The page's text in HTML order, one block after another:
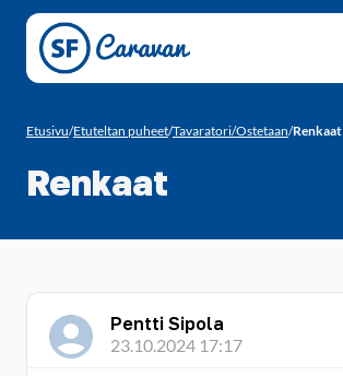
Siirry sivun sisältöön
Etusivu/Etuteltan puheet/Tavaratori/Ostetaan/Renkaat
Renkaat
Pentti Sipola
23.10.2024 17:17